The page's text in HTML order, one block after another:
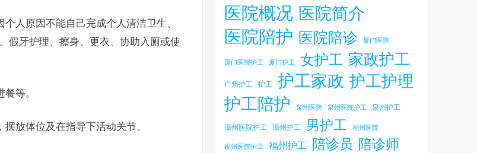
人原因不能自己完成个人清洁卫生、
假牙护理、擦身、更衣、协助入厕或使
等。
放体位及在指导下活动关节。
医院概况 医院简介
医院陪护 医院陪诊 厦门医院
厦门医院护工 厦门护工 女护工 家政护工
广州护工 护工 护工家政 护工护理
护工陪护
泉州医院 泉州医院护工 泉州护工
漳州医院护工 漳州护工 男护工 福州医院
福州医院护工 福州护工 陪诊员 陪诊师